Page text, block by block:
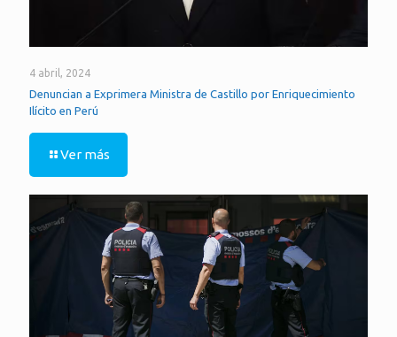
4 abril, 2024
Denuncian a Exprimera Ministra de Castillo por Enriquecimiento
Ilícito en Perú
Ver más